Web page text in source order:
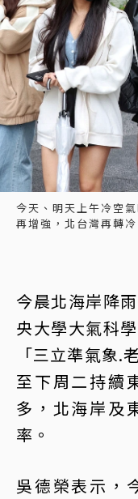
今天、明天上午冷空
再增強，北台灣再轉
今晨北海岸降
央大學大氣科
「三立準氣象.
至下周二持續
多，北海岸及
率。
吳德榮表示，